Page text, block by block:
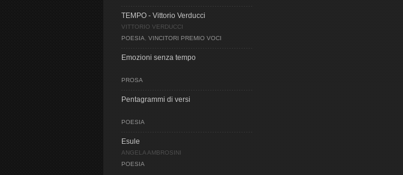
TEMPO - Vittorio Verducci
VITTORIO VERDUCCI
POESIA
VINCITORI PREMIO VOCI
Emozioni senza tempo
PROSA
Pentagrammi di versi
POESIA
Esule
ANGELA AMBROSINI
POESIA